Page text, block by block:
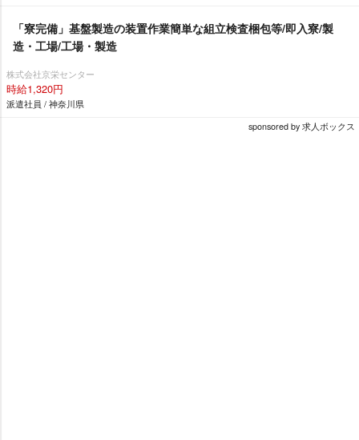
「寮完備」基盤製造の装置作業簡単な組立検査梱包等/即入寮/製
造・工場/工場・製造
株式会社京栄センター
時給1,320円
派遣社員 / 神奈川県
sponsored by 求人ボックス